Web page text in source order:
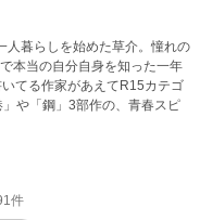
人暮らしを始めた草介。憧れの
本当の自分自身を知った一年
件